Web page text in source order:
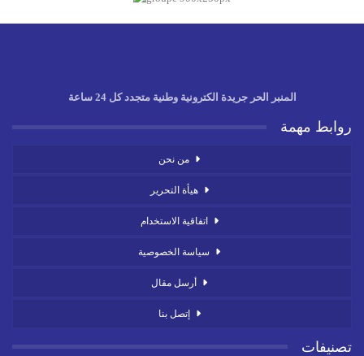
المنبر الحر جريدة الكترونية وطنية متجدد كل 24 ساعة
روابط مهمة
من نحن
هيأة التحرير
اتفاقية الاستخدام
سياسة الخصوصية
أرسل مقال
إتصل بنا
تصنيفات